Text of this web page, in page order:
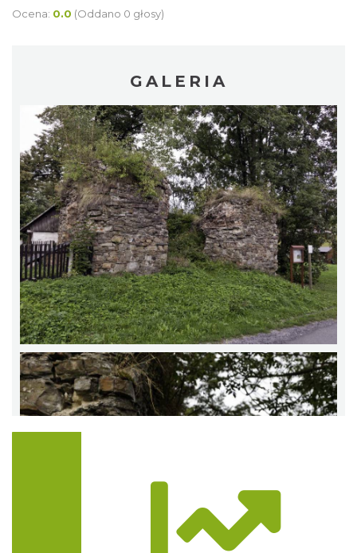
Ocena: 0.0 (Oddano 0 głosy)
GALERIA
Trasa